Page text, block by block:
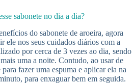
sabonete no dia a dia?
do sabonete de aroeira, agora
ele nos seus cuidados diários com a
por cerca de 3 vezes ao dia, sendo
uma a noite. Contudo, ao usar de
fazer uma espuma e aplicar ela na
para enxaguar bem em seguida.